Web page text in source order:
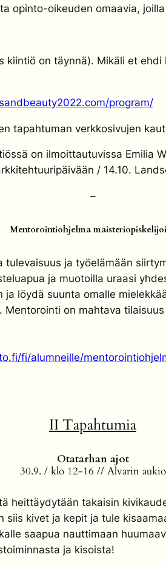
opinto-oikeuden omaavia,
kiintiö on täynnä). Mikäli et ehdi
program/
tapahtuman verkkosivujen
on ilmoittautuvissa Emilia
/ 14.10.
–
Mentorointiohjelma
ja työelämään
ja muotoilla uraasi
löydä suunta omalle
on mahtava
fi/alumneille/
II Tapahtumia
Otatarhan ajot
30.9. / klo 12-16 // Alvarin aukio
heittäydytään takaisin
kivet ja kepit ja tule
saapua nauttimaan
ja kisoista!